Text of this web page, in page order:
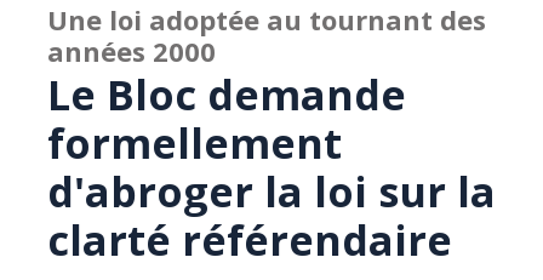
Une loi adoptée au tournant des
années 2000
Le Bloc demande
formellement
d'abroger la loi sur la
clarté référendaire